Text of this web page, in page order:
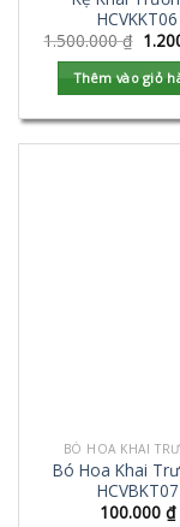
HCVKKT06
1.500.000₫
Thêm vào giỏ
BÓ HOA KHAI
Bó Hoa Khai
HCVBKT07
100.000 ₫